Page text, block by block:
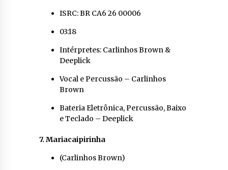
ISRC: BR CA6 26 00006
03:18
Intérpretes: Carlinhos Brown &
Deeplick
Vocal e Percussão – Carlinhos
Brown
Bateria Eletrônica, Percussão, Baixo
e Teclado – Deeplick
7. Mariacaipirinha
(Carlinhos Brown)